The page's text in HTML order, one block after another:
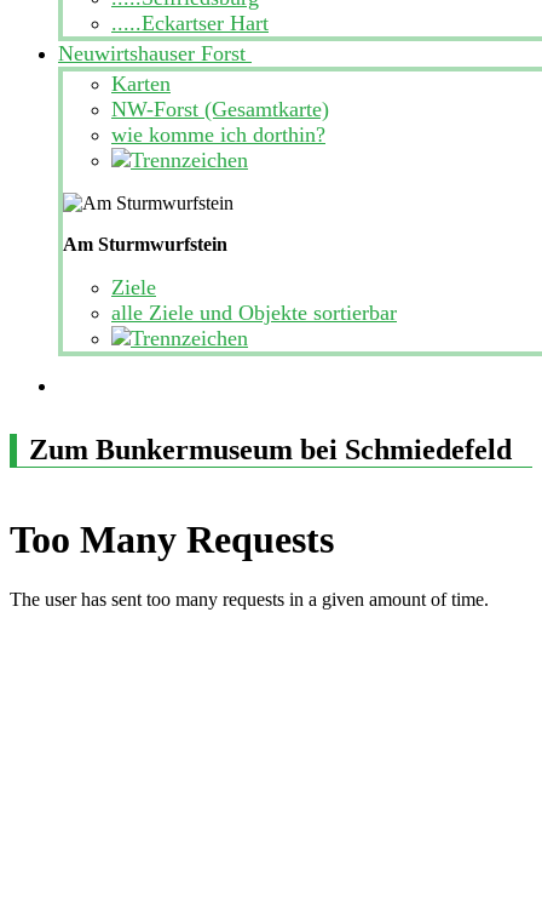
.....Eckartser Hart
Neuwirtshauser Forst
Karten
NW-Forst (Gesamtkarte)
wie komme ich dorthin?
Am Sturmwurfstein
Ziele
alle Ziele und Objekte sortierbar
Zum Bunkermuseum bei Schmiedefeld